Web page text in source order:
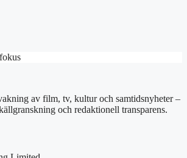
av film, tv, kultur och samtidsnyheter –
och redaktionell transparens.